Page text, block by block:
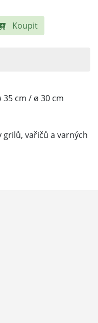
Koupit
cm / ø 30 cm
vařičů a varných